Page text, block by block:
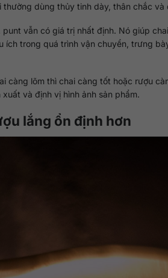
dùng thủy tinh dày, thân chắc
punt vẫn có giá trị nhất định. Nó giúp
ích trong quá trình vận chuyển, trưng
càng lõm thì chai càng tốt hoặc rượu
và định vị hình ảnh sản phẩm.
lắng ổn định hơn